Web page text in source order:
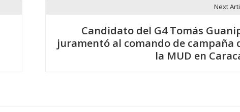
Next
Candidato del G4 Tomás
juramentó al comando de campaña
la MUD en